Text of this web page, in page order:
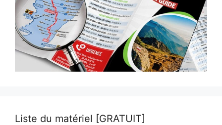
Liste du matériel [GRATUIT]